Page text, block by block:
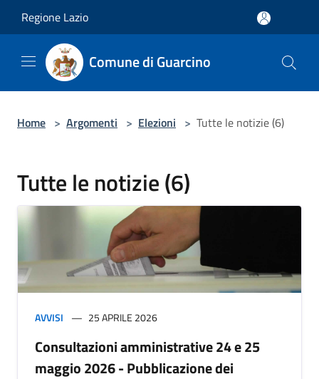
Regione Lazio
Comune di Guarcino
Home > Argomenti > Elezioni > Tutte le notizie (6)
Tutte le notizie (6)
AVVISI 25 APRILE 2026
Consultazioni amministrative 24 e 25
maggio 2026 - Pubblicazione dei